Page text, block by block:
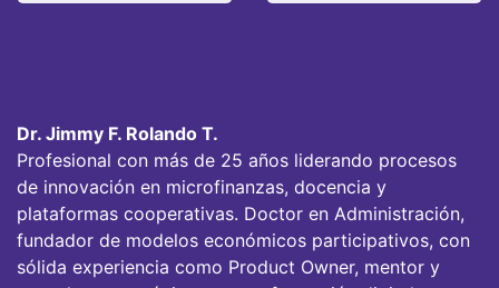
Dr. Jimmy F. Rolando T.
Profesional con más de 25 años liderando procesos
de innovación en microfinanzas, docencia y
plataformas cooperativas. Doctor en Administración,
fundador de modelos económicos participativos, con
sólida experiencia como Product Owner, mentor y